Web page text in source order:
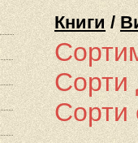
Книги/
Сорти
Сорти